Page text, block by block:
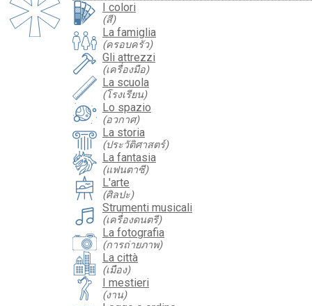
I colori
(สี)
La famiglia
(ครอบครัว)
Gli attrezzi
(เครื่องมือ)
La scuola
(โรงเรียน)
Lo spazio
(อวกาศ)
La storia
(ประวัติศาสตร์)
La fantasia
(แฟนตาซี)
L'arte
(ศิลปะ)
Strumenti musicali
(เครื่องดนตรี)
La fotografia
(การถ่ายภาพ)
La città
(เมือง)
I mestieri
(งาน)